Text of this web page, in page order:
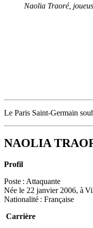
Naolia Traoré,
Le Paris Saint‑Germain
NAOLIA
Profil
Poste : Attaquante
Née le 22 janvier 2006, à
Nationalité : Française
Carrière